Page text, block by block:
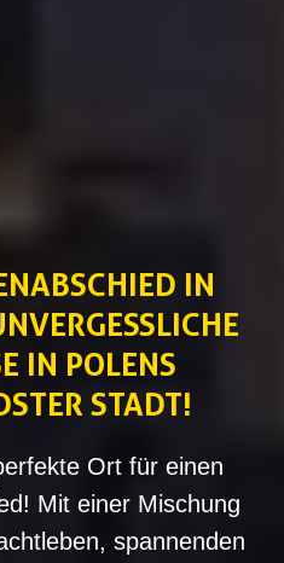
IN
IN POLENS
STADT!
Ort für einen
Mit einer Mischung
spannenden